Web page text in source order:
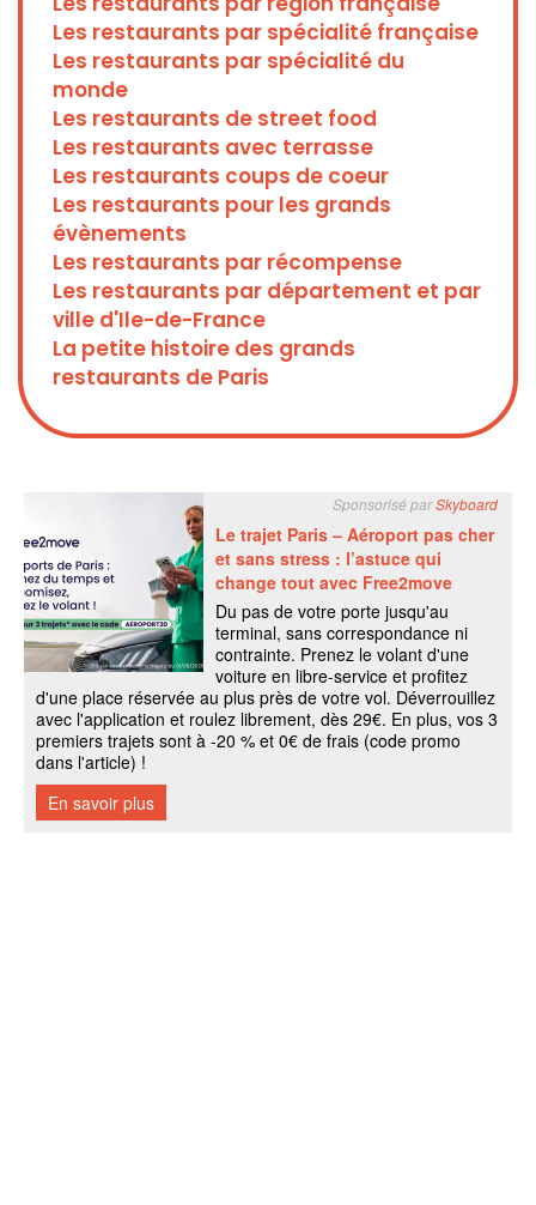
Les restaurants par spécialité française
Les restaurants par spécialité du
monde
Les restaurants de street food
Les restaurants avec terrasse
Les restaurants coups de coeur
Les restaurants pour les grands
évènements
Les restaurants par récompense
Les restaurants par département et par
ville d'Ile-de-France
La petite histoire des grands
restaurants de Paris